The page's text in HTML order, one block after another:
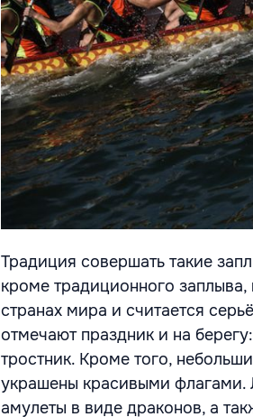
Традиция совершать такие
кроме традиционного
странах мира и считается
отмечают праздник и на
тростник. Кроме того,
украшены красивыми флагами.
амулеты в виде драконов, а